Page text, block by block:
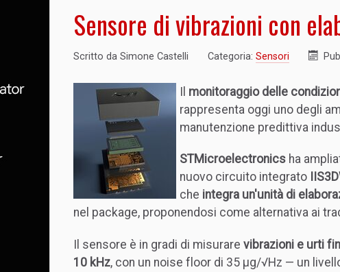
Sensore di vibrazioni con
Scritto da Simone Castelli Categoria: Sensori
Il monitoraggio delle
rappresenta oggi uno degli
manutenzione predittiva
STMicroelectronics ha
nuovo circuito integrato
che integra un'unità di
nel package, proponendosi come alternativa ai
Il sensore è in gradi di misurare vibrazioni e urti
10 kHz, con un noise floor di 35 µg/√Hz — un